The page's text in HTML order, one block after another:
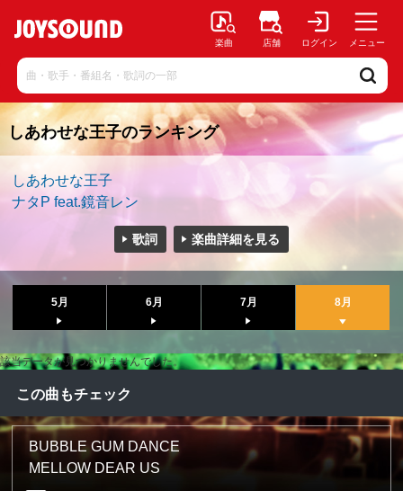
楽曲 店舗 ログイン メニュー
しあわせな王子のランキング
しあわせな王子
ナタP feat.鏡音レン
歌詞 楽曲詳細を見る
5月 6月 7月 8月
該当データが見つかりませんでした。
この曲もチェック
BUBBLE GUM DANCE
MELLOW DEAR US